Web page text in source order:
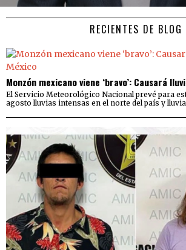
RECIENTES DE BLOG
Monzón mexicano viene ‘bravo’: Causará
El Servicio Meteorológico Nacional prevé para
agosto lluvias intensas en el norte del país y